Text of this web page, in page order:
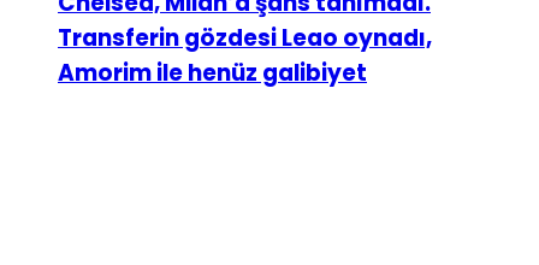
Transferin gözdesi Leao oynadı,
Amorim ile henüz galibiyet